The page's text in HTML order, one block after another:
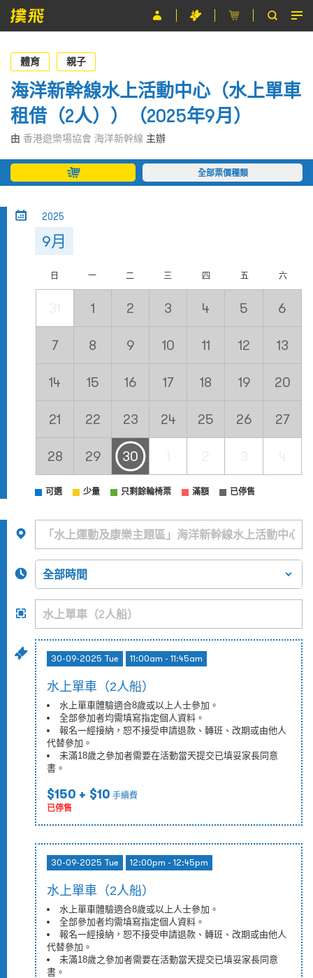
節目
主辦單位
關於撲飛
條款及細則
EN
體育 親子
海洋新幹線水上活動中心（水上單車
租借（2人））（2025年9月）
由 香港遊樂場協會 海洋新幹線 主辦
全部票價種類
2025
9月
日 一 二 三 四 五 六
1 2 3 4 5 6
7 8 9 10 11 12 13
14 15 16 17 18 19 20
21 22 23 24 25 26 27
28 29 30
可選 少量 只剩餘輪椅票 滿額 已停售
30-09-2025 Tue 11:00am - 11:45am
水上單車（2人船）
水上單車體驗適合8歲或以上人士參加。
全部參加者均需填寫指定個人資料。
報名一經接納，恕不接受申請退款、轉班、改期或由他人
代替參加。
未滿18歲之參加者需要在活動當天提交已填妥家長同意
書。
$150 + $10 手續費
已停售
30-09-2025 Tue 12:00pm - 12:45pm
水上單車（2人船）
水上單車體驗適合8歲或以上人士參加。
全部參加者均需填寫指定個人資料。
報名一經接納，恕不接受申請退款、轉班、改期或由他人
代替參加。
未滿18歲之參加者需要在活動當天提交已填妥家長同意
書。